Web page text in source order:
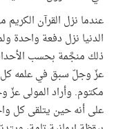
عندما نزل القرآن
الدنيا نزل دفعة واحدة
عزّ وجلّ سبق في علمه
مكتوم. وأراد المولى عزّ
على أنه حين يتلقى كل